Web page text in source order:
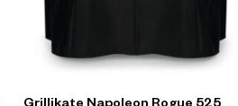
Grillikate Napoleon Rogue 525